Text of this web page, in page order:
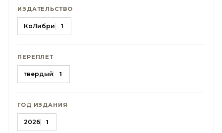
ИЗДАТЕЛЬСТВО
КоЛибри 1
ПЕРЕПЛЕТ
твердый 1
ГОД ИЗДАНИЯ
2026 1